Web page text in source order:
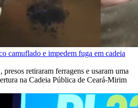
camuflado e impedem fuga em cadeia
retiraram ferragens e usaram uma
na Cadeia Pública de Ceará-Mirim